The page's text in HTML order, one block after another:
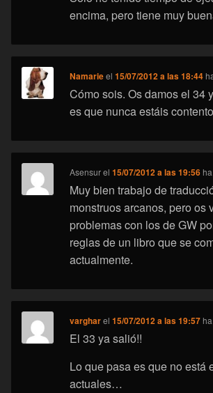
encima, pero tiene muy
Namarieel15/07/2012 a las 18:44
Cómo sois. Os damos el 34
es que nunca estáis
Asensurel15/07/2012 a las 19:56
Muy bien trabajo de
monstruos arcanos, pero os
problemas con los de GW
reglas de un libro que se
actualmente.
vargharel15/07/2012 a las 19:57
El 33 ya salió!!
Lo que pasa es que no está
actuales…